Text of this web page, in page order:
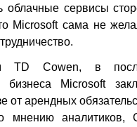
облачные сервисы
Microsoft сама не
TD Cowen, в
бизнеса Microsoft
от арендных
мнению аналитиков,